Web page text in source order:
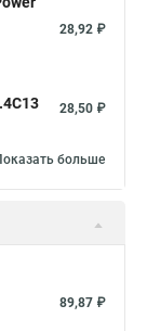
28,92 ₽
28,50 ₽
больше
89,87 ₽